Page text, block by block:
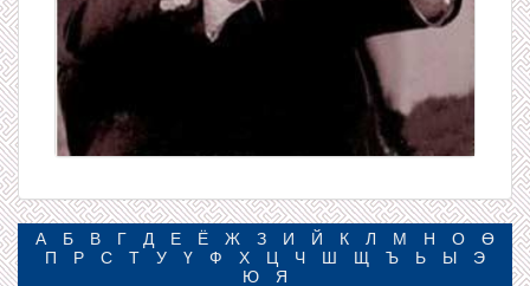
А Б В Г Д Е Ё Ж З И Й К Л М Н О
Ө
П
Р С Т У Ү Ф Х Ц Ч Ш Щ Ъ Ь Ы
Э
Ю
Я